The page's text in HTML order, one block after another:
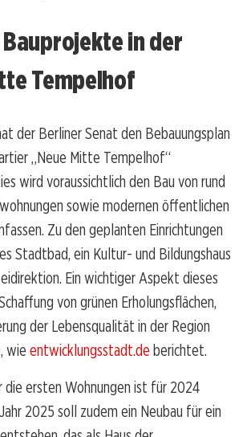
in der
Tempelhof
der Berliner Senat den Bebauungsplan
„Neue Mitte Tempelhof“
wird voraussichtlich den Bau von rund
sowie modernen öffentlichen
Zu den geplanten Einrichtungen
Stadtbad, ein Kultur- und Bildungshaus
Ein wichtiger Aspekt dieses
von grünen Erholungsflächen,
der Lebensqualität in der Region
wie entwicklungsstadt.de berichtet.
ersten Wohnungen ist für 2024
2025 soll zudem ein Neubau für ein